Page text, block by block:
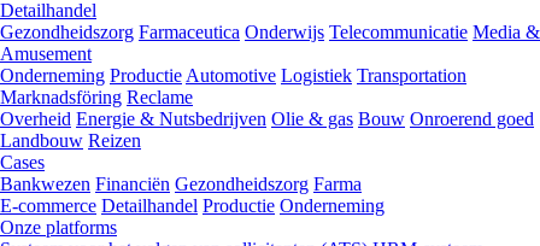
Detailhandel
Gezondheidszorg Farmaceutica Onderwijs Telecommunicatie Media &
Amusement
Onderneming Productie Automotive Logistiek Transportation
Marknadsföring Reclame
Overheid Energie & Nutsbedrijven Olie & gas Bouw Onroerend goed
Landbouw Reizen
Cases
Bankwezen Financiën Gezondheidszorg Farma
E-commerce Detailhandel Productie Onderneming
Onze platforms